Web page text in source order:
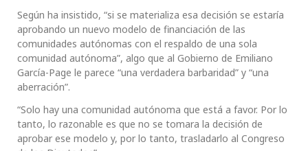
Según ha insistido, “si se materializa esa decisión se estaría
aprobando un nuevo modelo de financiación de las
comunidades autónomas con el respaldo de una sola
comunidad autónoma”, algo que al Gobierno de Emiliano
García-Page le parece “una verdadera barbaridad” y “una
aberración”.
“Solo hay una comunidad autónoma que está a favor. Por lo
tanto, lo razonable es que no se tomara la decisión de
aprobar ese modelo y, por lo tanto, trasladarlo al Congreso